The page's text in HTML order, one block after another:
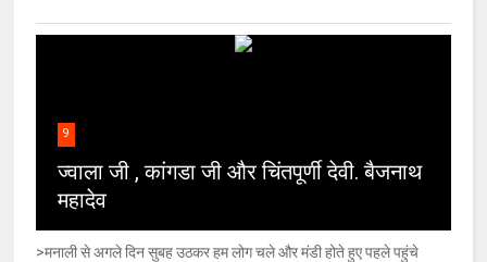
9
ज्वाला जी , कांगडा जी और चिंतपूर्णी देवी. बैजनाथ
महादेव
>मनाली से अगले दिन सुबह उठकर हम लोग चले और मंडी होते हुए पहले पहुंचे